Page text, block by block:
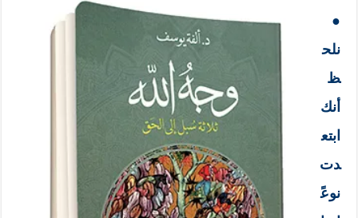
●
نلح
ظ
أنك
ابتع
دت
نوعً